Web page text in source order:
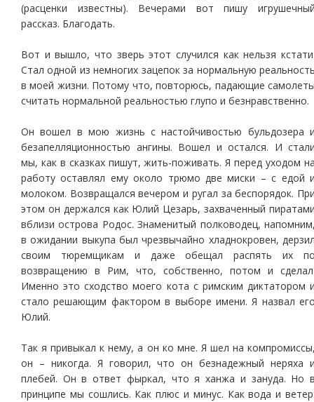
(расценки известны). Вечерами вот пишу
рассказ. Благодать.
Вот и вышло, что зверь этот случился как нельзя
Стал одной из немногих зацепок за нормальную
в моей жизни. Потому что, повторюсь, падающие
считать нормальной реальностью глупо и безнравственно.
Он вошел в мою жизнь с настойчивостью бульдозера
безапелляционностью ангины. Вошел и остался. И
мы, как в сказках пишут, жить-поживать. Я перед уходом
работу оставлял ему около трюмо две миски – с едой
молоком. Возвращался вечером и ругал за беспорядок.
этом он держался как Юлий Цезарь, захваченный
вблизи острова Родос. Знаменитый полководец,
в ожидании выкупа был чрезвычайно хладнокровен,
своим тюремщикам и даже обещал распять их
возвращению в Рим, что, собственно, потом и
Именно это сходство моего кота с римским диктатором
стало решающим фактором в выборе имени. Я назвал
Юлий.
Так я привыкал к нему, а он ко мне. Я шел на
он – никогда. Я говорил, что он безнадежный неряха
плебей. Он в ответ фыркал, что я ханжа и зануда. Но
принципе мы сошлись. Как плюс и минус. Как вода и